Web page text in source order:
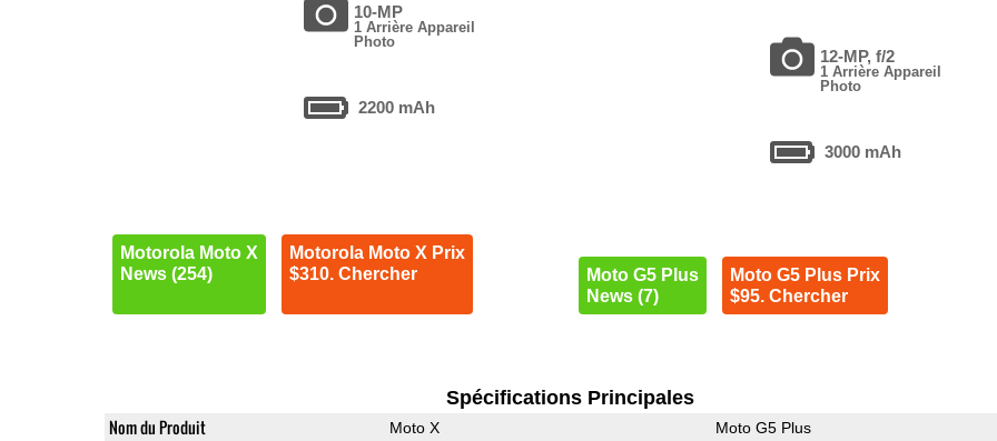
10-MP
1 Arrière Appareil
Photo
2200 mAh
Motorola Moto X
News (254)
Motorola Moto X Prix
$310. Chercher
12-MP, f/2
1 Arrière Appareil
Photo
3000 mAh
Moto G5 Plus
News (7)
Moto G5 Plus Prix
$95. Chercher
Spécifications Principales
Nom du Produit Moto X Moto G5 Plus